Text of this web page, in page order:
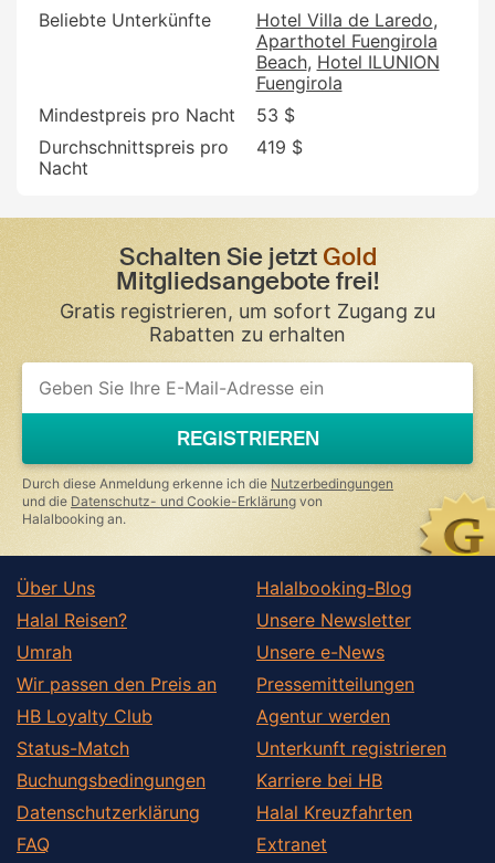
Beliebte Unterkünfte
Hotel Villa de Laredo
Aparthotel Fuengirola
Beach Hotel ILUNION
Fuengirola
Mindestpreis pro Nacht
53 $
Durchschnittspreis pro
Nacht
419 $
Schalten Sie jetzt Gold
Mitgliedsangebote frei!
Gratis registrieren, um sofort Zugang zu
Rabatten zu erhalten
If
you
ignore
this
field
REGISTRIEREN
Durch diese Anmeldung erkenne ich die Nutzerbedingungen
und die Datenschutz- und Cookie-Erklärung von
Halalbooking an.
Über Uns
Halal Reisen?
Umrah
Wir passen den Preis an
HB Loyalty Club
Status-Match
Buchungsbedingungen
Datenschutzerklärung
FAQ
Halalbooking-Blog
Unsere Newsletter
Unsere e-News
Pressemitteilungen
Agentur werden
Unterkunft registrieren
Karriere bei HB
Halal Kreuzfahrten
Extranet